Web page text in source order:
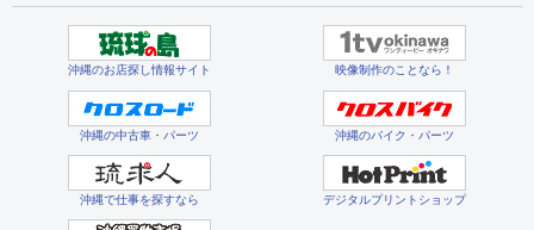
沖縄のお店探し情報サイト 映像制作のことなら！
沖縄の中古車・パーツ 沖縄のバイク・パーツ
沖縄で仕事を探すなら デジタルプリントショップ